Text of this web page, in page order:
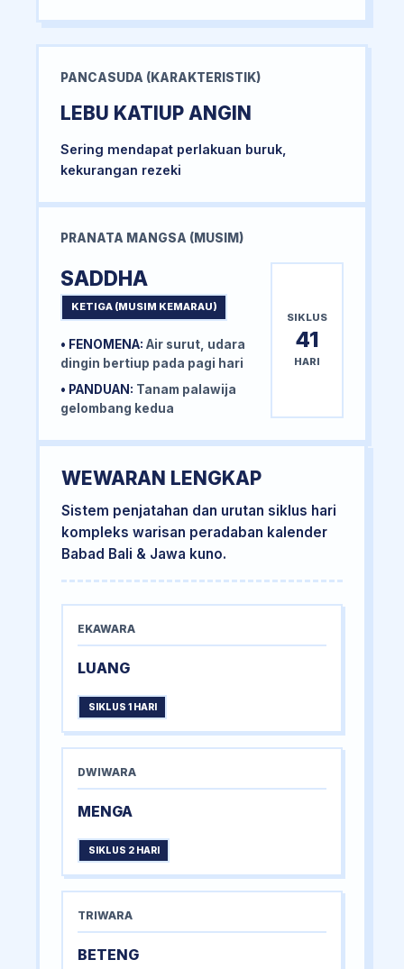
PANCASUDA (KARAKTERISTIK)
LEBU KATIUP ANGIN
Sering mendapat perlakuan buruk,
kekurangan rezeki
PRANATA MANGSA (MUSIM)
SADDHA
KETIGA (MUSIM KEMARAU)
• FENOMENA: Air surut, udara
dingin bertiup pada pagi hari
• PANDUAN: Tanam palawija
gelombang kedua
SIKLUS
41
HARI
WEWARAN LENGKAP
Sistem penjatahan dan urutan siklus hari
kompleks warisan peradaban kalender
Babad Bali & Jawa kuno.
EKAWARA
LUANG
SIKLUS 1 HARI
DWIWARA
MENGA
SIKLUS 2 HARI
TRIWARA
BETENG